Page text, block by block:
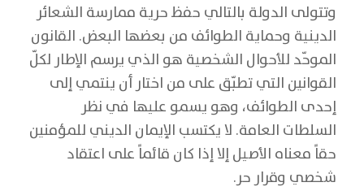
وتتولى الدولة بالتالي حفظ حرية ممارسة الشعائر
الدينية وحماية الطوائف من بعضها البعض. القانون
الموحّد للأحوال الشخصية هو الذي يرسم الإطار لكلّ
القوانين التي تطبّق على من اختار أن ينتمي إلى
إحدى الطوائف، وهو يسمو عليها في نظر
السلطات العامة. لا يكتسب الإيمان الديني للمؤمنين
حقاً معناه الأصيل إلا إذا كان قائماً على اعتقاد
شخصي وقرار حر.